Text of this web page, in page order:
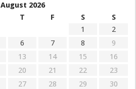
August 2026
T F S
S
1
2
6 7 8
9
13 14 15
16
20 21 22
23
27 28 29
30